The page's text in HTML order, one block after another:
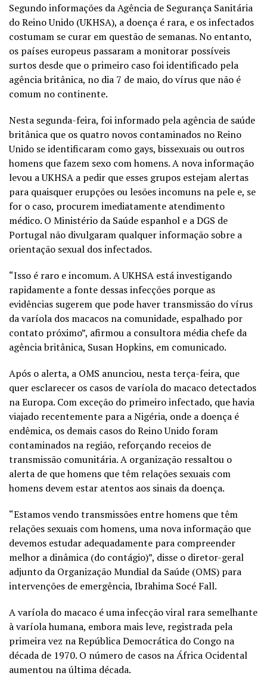
Segundo informações da Agência de Segurança Sanitária
do Reino Unido (UKHSA), a doença é rara, e os infectados
costumam se curar em questão de semanas. No entanto,
os países europeus passaram a monitorar possíveis
surtos desde que o primeiro caso foi identificado pela
agência britânica, no dia 7 de maio, do vírus que não é
comum no continente.
Nesta segunda-feira, foi informado pela agência de saúde
britânica que os quatro novos contaminados no Reino
Unido se identificaram como gays, bissexuais ou outros
homens que fazem sexo com homens. A nova informação
levou a UKHSA a pedir que esses grupos estejam alertas
para quaisquer erupções ou lesões incomuns na pele e, se
for o caso, procurem imediatamente atendimento
médico. O Ministério da Saúde espanhol e a DGS de
Portugal não divulgaram qualquer informação sobre a
orientação sexual dos infectados.
“Isso é raro e incomum. A UKHSA está investigando
rapidamente a fonte dessas infecções porque as
evidências sugerem que pode haver transmissão do vírus
da varíola dos macacos na comunidade, espalhado por
contato próximo”, afirmou a consultora média chefe da
agência britânica, Susan Hopkins, em comunicado.
Após o alerta, a OMS anunciou, nesta terça-feira, que
quer esclarecer os casos de varíola do macaco detectados
na Europa. Com exceção do primeiro infectado, que havia
viajado recentemente para a Nigéria, onde a doença é
endêmica, os demais casos do Reino Unido foram
contaminados na região, reforçando receios de
transmissão comunitária. A organização ressaltou o
alerta de que homens que têm relações sexuais com
homens devem estar atentos aos sinais da doença.
“Estamos vendo transmissões entre homens que têm
relações sexuais com homens, uma nova informação que
devemos estudar adequadamente para compreender
melhor a dinâmica (do contágio)”, disse o diretor-geral
adjunto da Organização Mundial da Saúde (OMS) para
intervenções de emergência, Ibrahima Socé Fall.
A varíola do macaco é uma infecção viral rara semelhante
à varíola humana, embora mais leve, registrada pela
primeira vez na República Democrática do Congo na
década de 1970. O número de casos na África Ocidental
aumentou na última década.